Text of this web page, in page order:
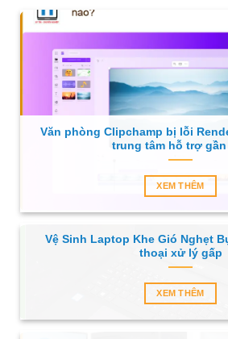
Văn phòng Clipchamp bị lỗi
trung tâm hỗ trợ gần
XEM THÊM
Vệ Sinh Laptop Khe Gió Nghẹt
thoại xử lý gấp
XEM THÊM